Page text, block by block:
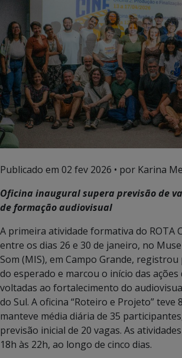
Publicado em 02 fev 2026 • por Karina
Oficina inaugural supera previsão de
de formação audiovisual
A primeira atividade formativa do ROTA
entre os dias 26 e 30 de janeiro, no
Som (MIS), em Campo Grande,
do esperado e marcou o início das
voltadas ao fortalecimento do
do Sul. A oficina “Roteiro e Projeto” teve
manteve média diária de 35
previsão inicial de 20 vagas. As
18h às 22h, ao longo de cinco dias.